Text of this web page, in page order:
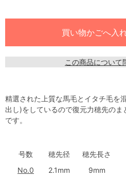
この商品について
精選された上質な馬毛とイタチ毛を
出し)をしているので復元力穂先の
です。
号数 穂先径
穂先長さ
No.0
2.1mm
9mm